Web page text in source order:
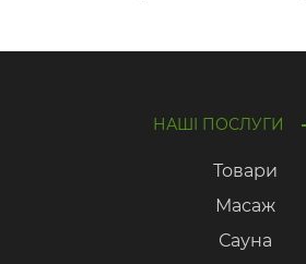
НАШІ ПОСЛУГИ
Товари
Масаж
Сауна